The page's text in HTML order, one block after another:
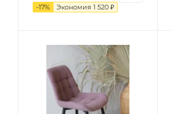
-17% Экономия 1 520 ₽